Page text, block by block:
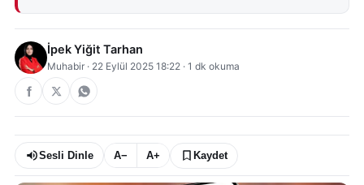
İpek Yiğit Tarhan
Muhabir · 22 Eylül 2025 18:22 · 1 dk okuma
Sesli Dinle A− A+ Kaydet